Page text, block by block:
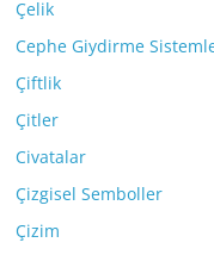
Çelik
Cephe Giydirme
Çiftlik
Çitler
Civatalar
Çizgisel Semboller
Çizim